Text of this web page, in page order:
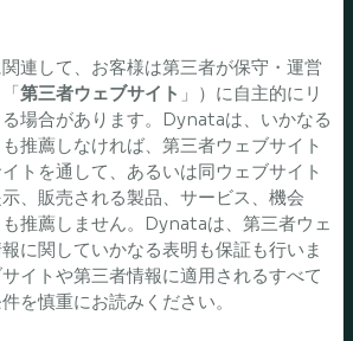
連して、お客様は第三者が保守・運営
第三者ウェブサイト 」）に自主的にリ
場合があります。Dynataは、いかなる
推薦しなければ、第三者ウェブサイト
トを通して、あるいは同ウェブサイト
、販売される製品、サービス、機会
も推薦しません。Dynataは、第三者ウェ
に関していかなる表明も保証も行いま
イトや第三者情報に適用されるすべて
を慎重にお読みください。